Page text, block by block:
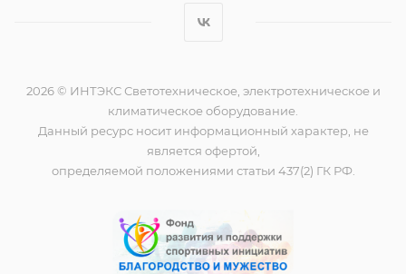
2026 © ИНТЭКС Светотехническое, электротехническое и
климатическое оборудование.
Данный ресурс носит информационный характер, не
является офертой,
определяемой положениями статьи 437(2) ГК РФ.